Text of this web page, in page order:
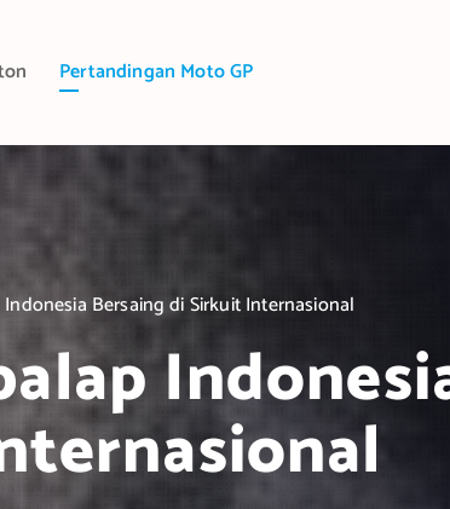
Pertandingan Moto GP
Bersaing di Sirkuit Internasional